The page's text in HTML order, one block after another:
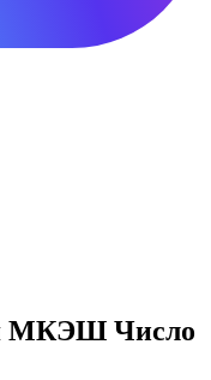
МКЭШ Число